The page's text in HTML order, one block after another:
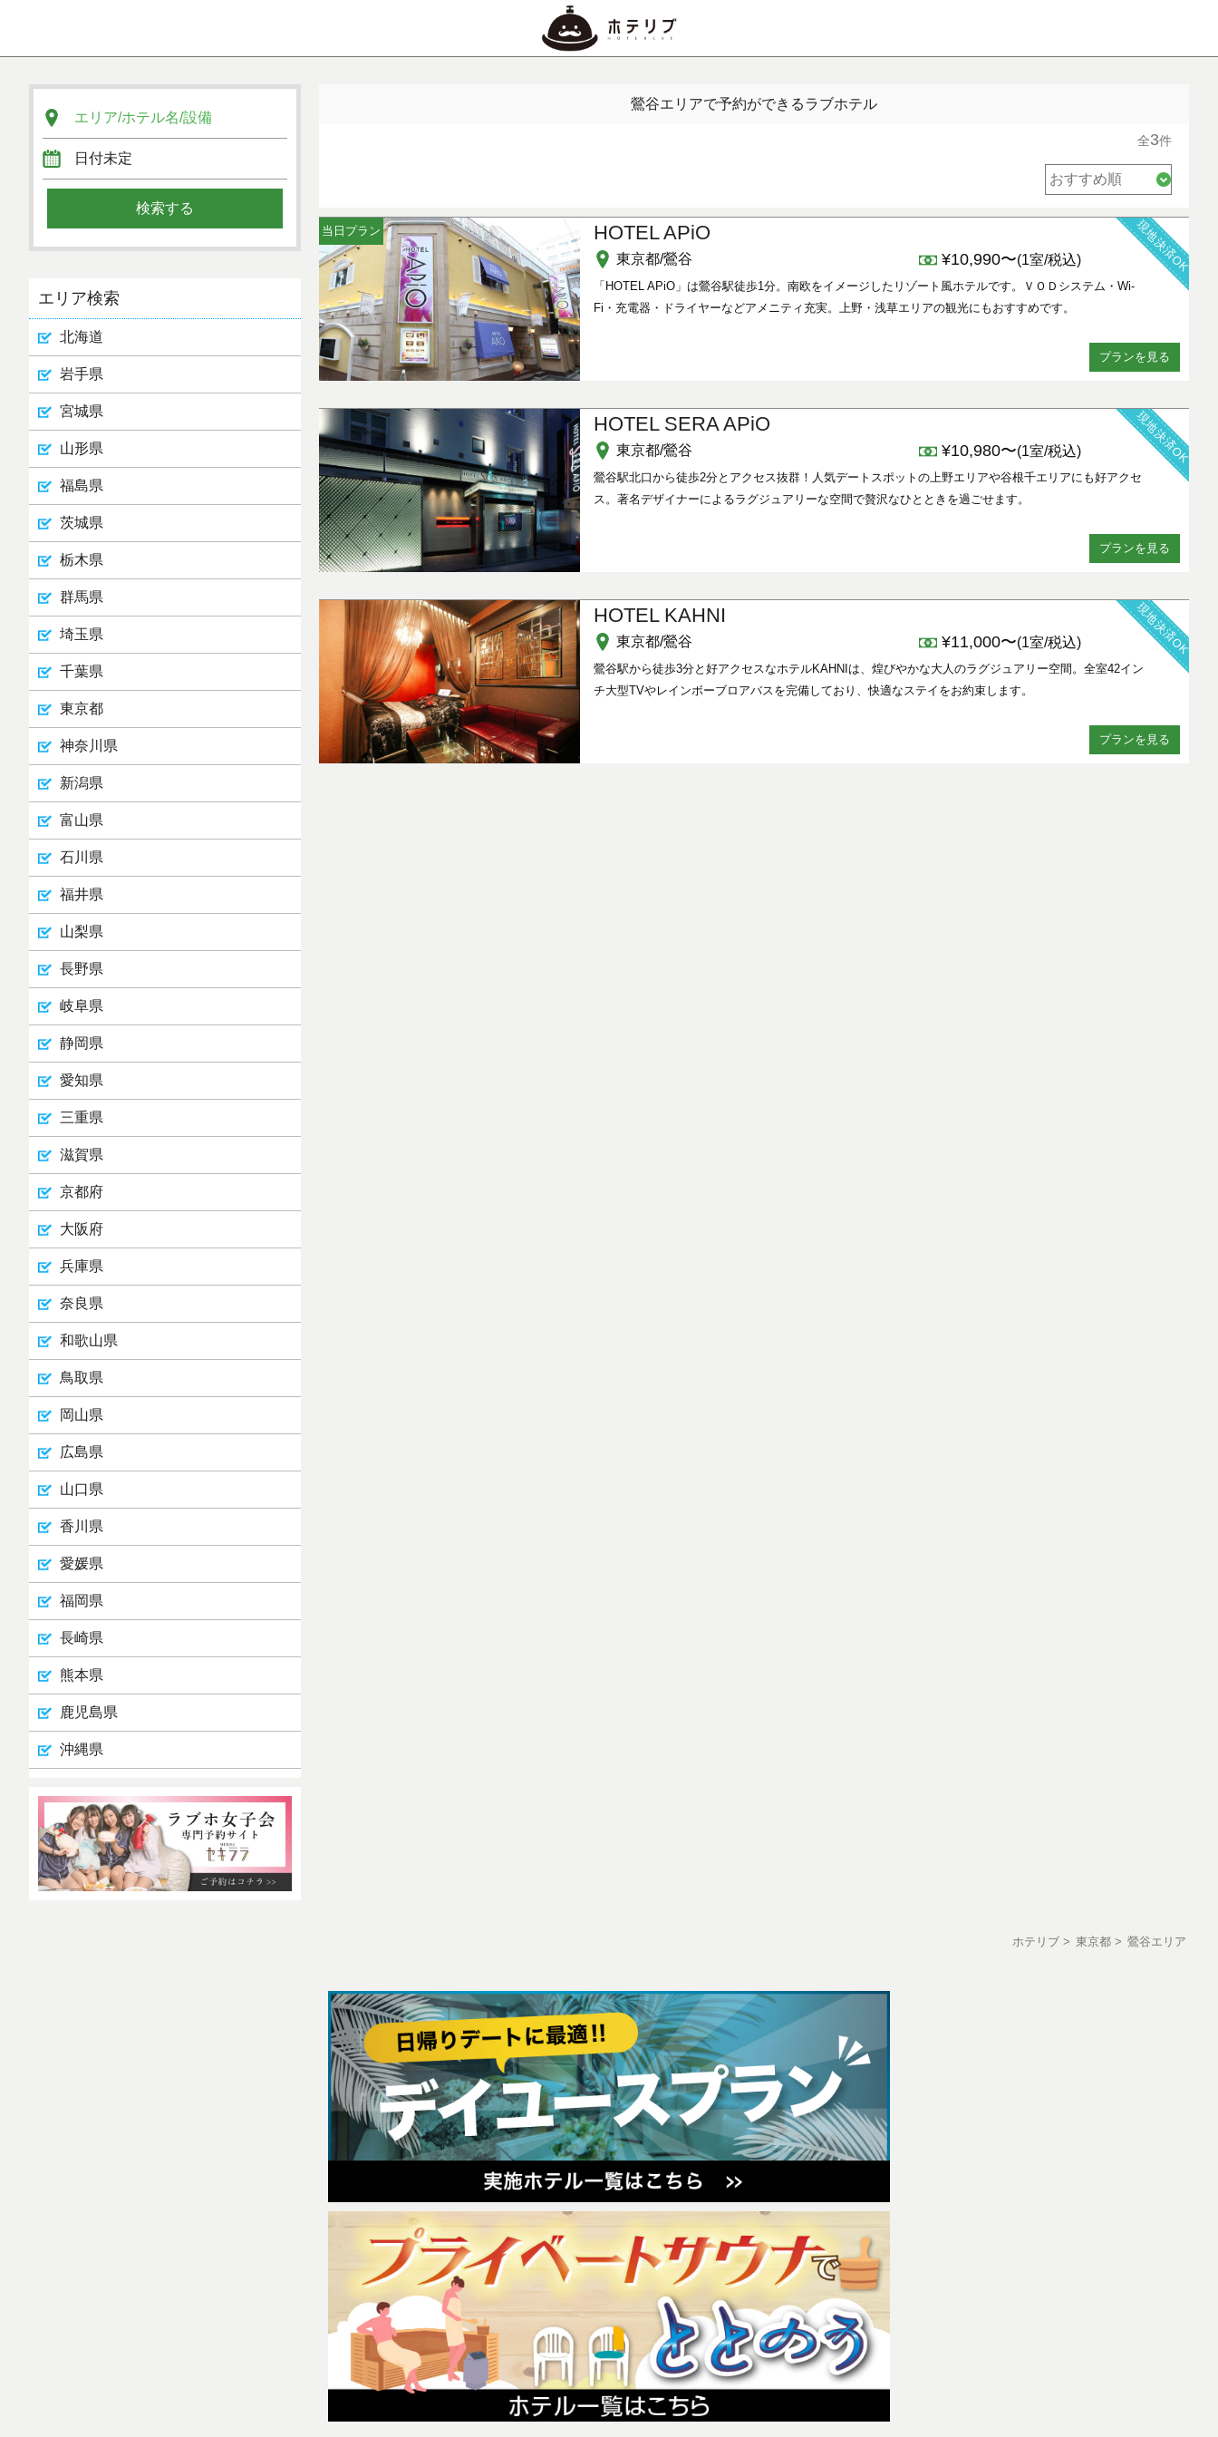
鶯谷エリアで予約ができるラブホテル
全3件
HOTEL APiO
東京都/鶯谷 ¥10,990〜(1室/税込)
「HOTEL APiO」は鶯谷駅徒歩1分。南欧をイメージしたリゾート風ホテルです。ＶＯＤシステム・Wi-
Fi・充電器・ドライヤーなどアメニティ充実。上野・浅草エリアの観光にもおすすめです。
プランを見る
当日プラン 現地決済OK
HOTEL SERA APiO
東京都/鶯谷 ¥10,980〜(1室/税込)
鶯谷駅北口から徒歩2分とアクセス抜群！人気デートスポットの上野エリアや谷根千エリアにも好アクセ
ス。著名デザイナーによるラグジュアリーな空間で贅沢なひとときを過ごせます。
プランを見る
現地決済OK
HOTEL KAHNI
東京都/鶯谷 ¥11,000〜(1室/税込)
鶯谷駅から徒歩3分と好アクセスなホテルKAHNIは、煌びやかな大人のラグジュアリー空間。全室42イン
チ大型TVやレインボーブロアバスを完備しており、快適なステイをお約束します。
プランを見る
現地決済OK
エリア検索
北海道
岩手県
宮城県
山形県
福島県
茨城県
栃木県
群馬県
埼玉県
千葉県
東京都
神奈川県
新潟県
富山県
石川県
福井県
山梨県
長野県
岐阜県
静岡県
愛知県
三重県
滋賀県
京都府
大阪府
兵庫県
奈良県
和歌山県
鳥取県
岡山県
広島県
山口県
香川県
愛媛県
福岡県
長崎県
熊本県
鹿児島県
沖縄県
ホテリブ 東京都 鶯谷エリア